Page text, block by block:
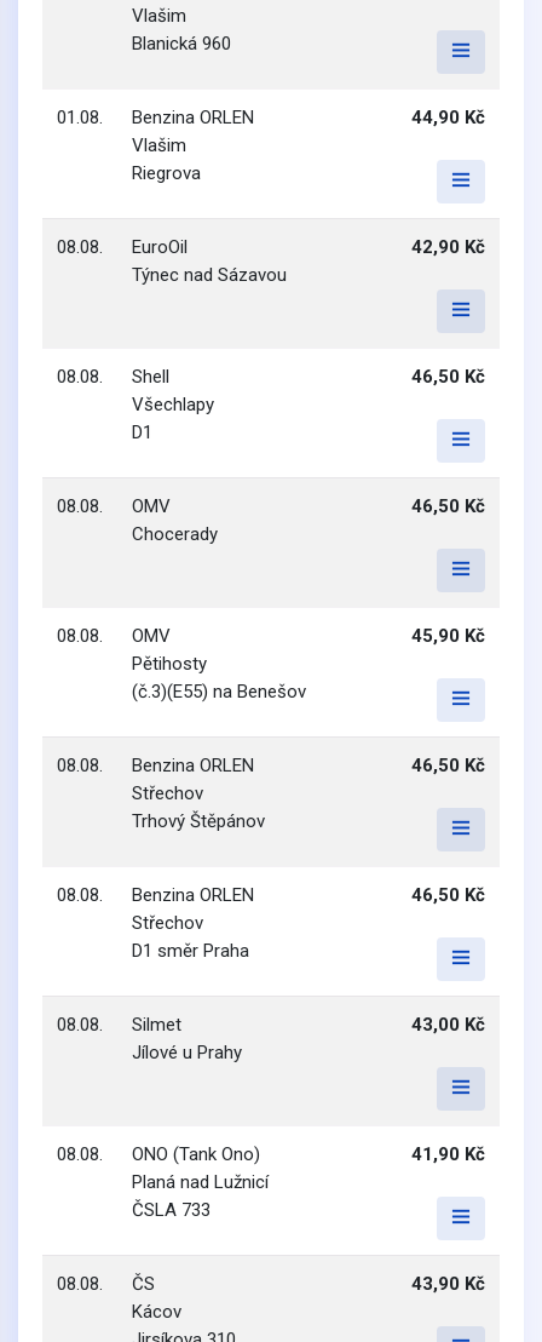
Vlašim
Blanická 960
01.08.
Benzina ORLEN
Vlašim
Riegrova
44,90 Kč
08.08.
EuroOil
Týnec nad Sázavou
42,90 Kč
08.08.
Shell
Všechlapy
D1
46,50 Kč
08.08.
OMV
Chocerady
46,50 Kč
08.08.
OMV
Pětihosty
(č.3)(E55) na Benešov
45,90 Kč
08.08.
Benzina ORLEN
Střechov
Trhový Štěpánov
46,50 Kč
08.08.
Benzina ORLEN
Střechov
D1 směr Praha
46,50 Kč
08.08.
Silmet
Jílové u Prahy
43,00 Kč
08.08.
ONO (Tank Ono)
Planá nad Lužnicí
ČSLA 733
41,90 Kč
08.08.
ČS
Kácov
43,90 Kč